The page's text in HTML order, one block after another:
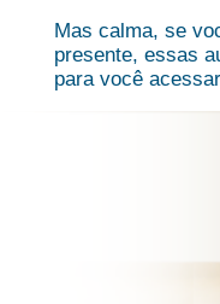
Mas calma, se
presente, essas
para você